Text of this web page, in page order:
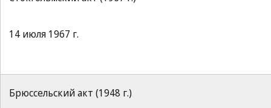
14 июля 1967 г.
Брюссельский акт (1948 г.)